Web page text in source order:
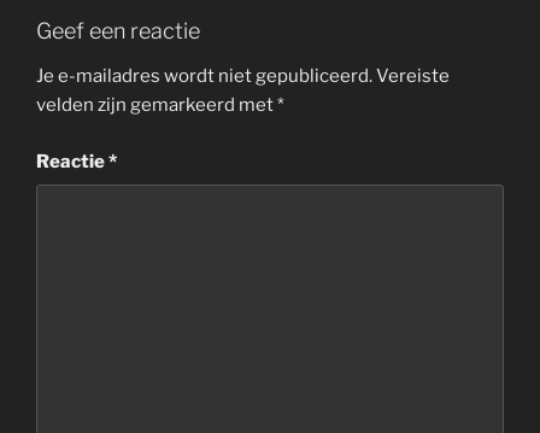
Geef een reactie
Je e-mailadres wordt niet gepubliceerd.Vereiste
velden zijn gemarkeerd met*
Reactie*